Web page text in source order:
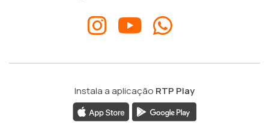
Instala a aplicação RTP Play